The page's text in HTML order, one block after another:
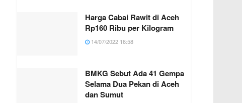
Harga Cabai Rawit di Aceh
Rp160 Ribu per Kilogram
14/07/2022 16:58
BMKG Sebut Ada 41 Gempa
Selama Dua Pekan di Aceh
dan Sumut